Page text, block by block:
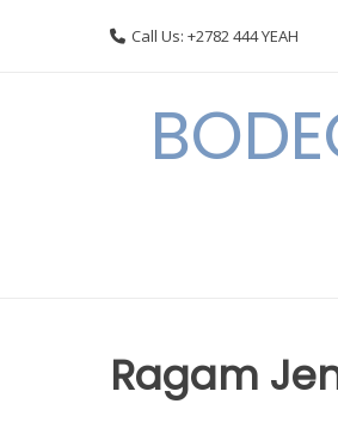
Call Us: +2782 444 YEAH
Ragam